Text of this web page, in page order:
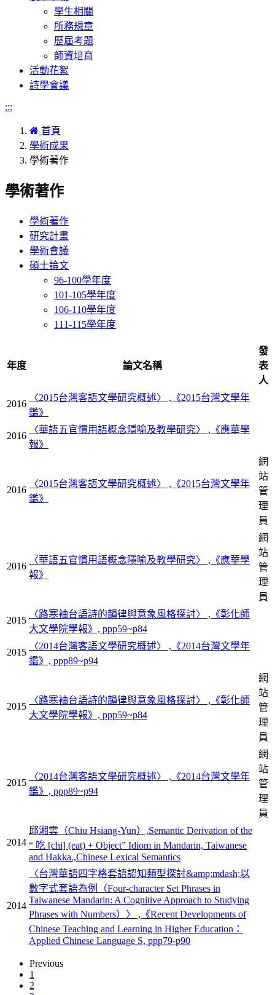
學生相關
所務規章
歷屆考題
師資培育
活動花絮
詩學會議
:::
首頁
學術成果
學術著作
學術著作
學術著作
研究計畫
學術會議
碩士論文
96-100學年度
101-105學年度
106-110學年度
111-115學年度
年度 論文名稱
發
表
人
2016
〈2015台灣客語文學研究概述〉 ,《2015台灣文學年
鑑》
2016
〈華語五官慣用語概念隱喻及教學研究〉 ,《應華學
報》
2016
〈2015台灣客語文學研究概述〉 ,《2015台灣文學年
鑑》
網
站
管
理
員
2016
〈華語五官慣用語概念隱喻及教學研究〉 ,《應華學
報》
網
站
管
理
員
2015
〈路寒袖台語詩的韻律與意象風格探討〉 ,《彰化師
大文學院學報》, ppp59~p84
2015
〈2014台灣客語文學研究概述〉 ,《2014台灣文學年
鑑》, ppp89~p94
2015
〈路寒袖台語詩的韻律與意象風格探討〉 ,《彰化師
大文學院學報》, ppp59~p84
網
站
管
理
員
2015
〈2014台灣客語文學研究概述〉 ,《2014台灣文學年
鑑》, ppp89~p94
網
站
管
理
員
2014
邱湘雲（Chiu Hsiang-Yun）,Semantic Derivation of the
“ 吃 [chi] (eat) + Object” Idiom in Mandarin, Taiwanese
and Hakka.,Chinese Lexical Semantics
2014
〈台灣華語四字格套語認知類型探討&amp;mdash;以
數字式套語為例（Four-character Set Phrases in
Taiwanese Mandarin: A Cognitive Approach to Studying
Phrases with Numbers）〉 ,《Recent Developments of
Chinese Teaching and Learning in Higher Education：
Applied Chinese Language S, ppp79-p90
Previous
1
2